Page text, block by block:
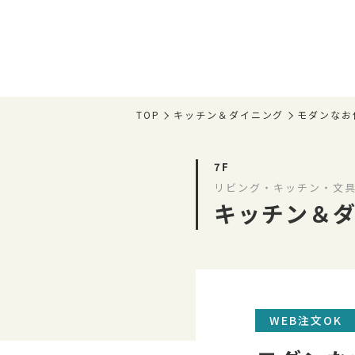
TOP キッチン＆ダイニング モダンな
7F
リビング・キッチン・文
キッチン＆
WEB注文OK